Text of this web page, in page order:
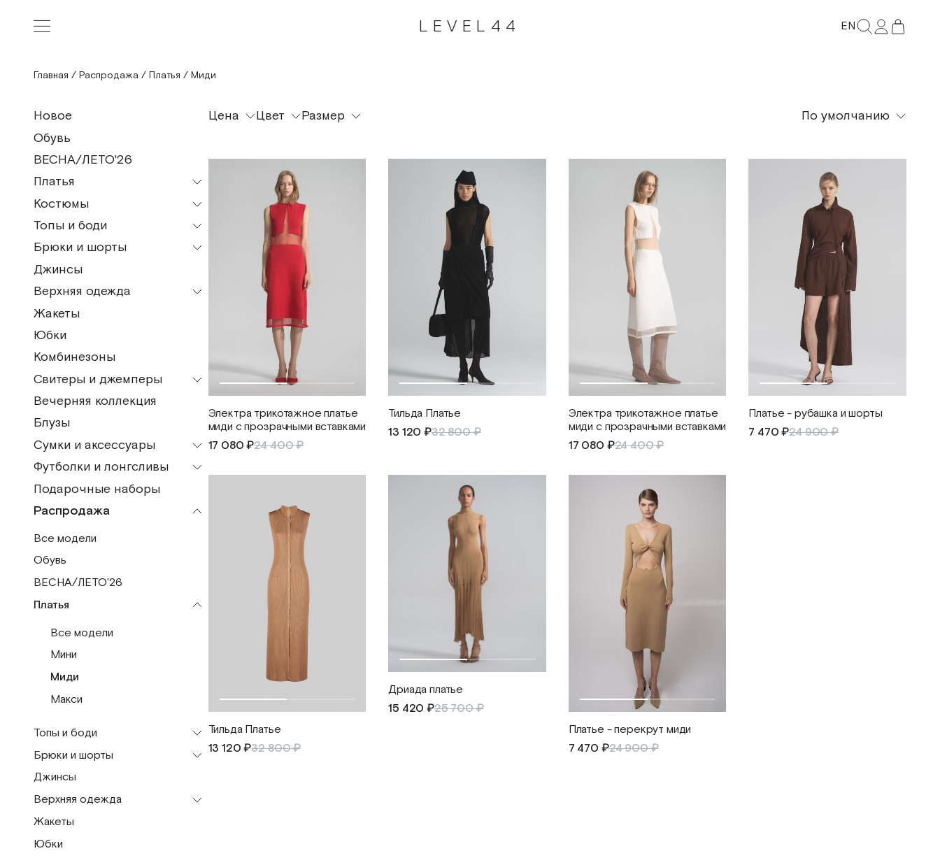
LEVEL44 EN
Главная / Распродажа / Платья / Миди
Новое
Обувь
ВЕСНА/ЛЕТО'26
Платья
Все модели
Мини
Миди
Макси
Костюмы
Все модели
Пижамные костюмы
Топы и боди
Все модели
Топы
Майка
Брюки и шорты
Все модели
Кюлоты
Бермуды
Брюки
Шорты
Джинсы
Верхняя одежда
Все модели
Жилеты
Куртки и жакеты
Плащ
Пальто
Бомберы
Шубы
Дубленки
Пуховики
Жакеты
Юбки
Комбинезоны
Свитеры и джемперы
Все модели
Водолазки
Джемпер
Жилеты
Кардиганы
Свитеры
Вечерняя коллекция
Блузы
Сумки и аксессуары
Все модели
Украшения
Гетры
Головные уборы
Митенки
Платок
Сумки
Шарфы
Футболки и лонгсливы
Все модели
Лонгсливы
Подарочные наборы
Распродажа
Все модели
Обувь
ВЕСНА/ЛЕТО'26
Платья
Все модели
Мини
Миди
Макси
Топы и боди
Все модели
Топы
Кроп-топы
Майка
Брюки и шорты
Все модели
Бермуды
Брюки
Шорты
Джинсы
Верхняя одежда
Все модели
Куртки и жакеты
Жакеты
Юбки
Цена Цвет Размер По умолчанию
Электра трикотажное платье
миди с прозрачными вставками
17 080 ₽24 400 ₽
Тильда Платье
13 120 ₽32 800 ₽
Электра трикотажное платье
миди с прозрачными вставками
17 080 ₽24 400 ₽
Платье - рубашка и шорты
7 470 ₽24 900 ₽
Тильда Платье
13 120 ₽32 800 ₽
Дриада платье
15 420 ₽25 700 ₽
Платье - перекрут миди
7 470 ₽24 900 ₽